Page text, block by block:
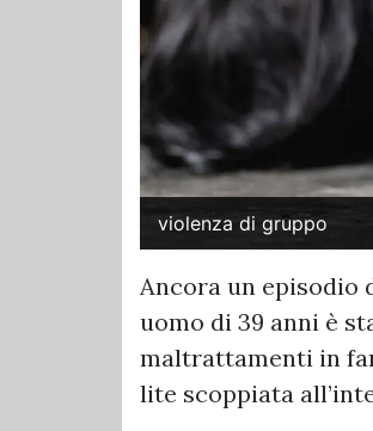
violenza di gruppo
Ancora un episodio
uomo di 39 anni è
maltrattamenti in
lite scoppiata